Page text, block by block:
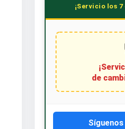
¡Servicio los 7
de